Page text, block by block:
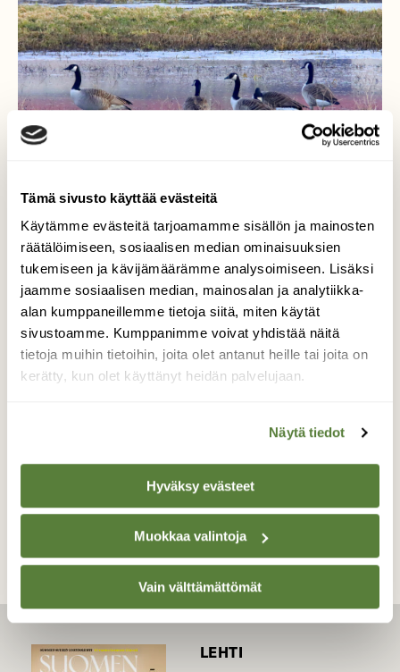
Tämä sivusto käyttää evästeitä
Käytämme evästeitä tarjoamamme sisällön ja mainosten
räätälöimiseen, sosiaalisen median ominaisuuksien
tukemiseen ja kävijämäärämme analysoimiseen. Lisäksi
jaamme sosiaalisen median, mainosalan ja analytiikka-
alan kumppaneillemme tietoja siitä, miten käytät
sivustoamme. Kumppanimme voivat yhdistää näitä
tietoja muihin tietoihin, joita olet antanut heille tai joita on
kerätty, kun olet käyttänyt heidän palvelujaan.
Näytä tiedot
Hyväksy evästeet
Muokkaa valintoja
Vain välttämättömät
Maaliskuinen aamu ja
kanadanhanhet
Kanahanhet olivat tulleet joutsen mukana
peltojen kosteille paikoille ruokailemaan
TAKAISIN LISTAAN
LEHTI